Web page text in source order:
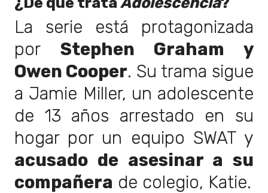
La serie está protagonizada
por Stephen Graham y
Owen Cooper. Su trama sigue
a Jamie Miller, un adolescente
de 13 años arrestado en su
hogar por un equipo SWAT y
acusado de asesinar a su
compañera de colegio, Katie.